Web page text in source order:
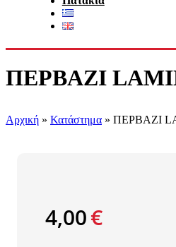
ΠΕΡΒΑΖΙ
Αρχική » Κατάστημα » ΠΕΡΒΑΖΙ
4,00€